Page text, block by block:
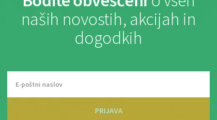
naših novostih, akcijah in
dogodkih
PRIJAVA